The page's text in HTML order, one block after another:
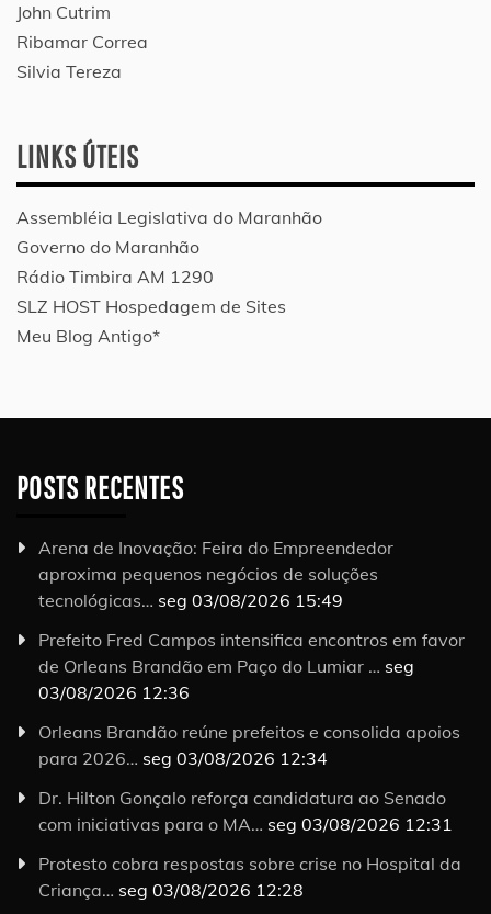
John Cutrim
Ribamar Correa
Silvia Tereza
LINKS ÚTEIS
Assembléia Legislativa do Maranhão
Governo do Maranhão
Rádio Timbira AM 1290
SLZ HOST Hospedagem de Sites
Meu Blog Antigo*
POSTS RECENTES
Arena de Inovação: Feira do Empreendedor
aproxima pequenos negócios de soluções
tecnológicas… seg 03/08/2026 15:49
Prefeito Fred Campos intensifica encontros em favor
de Orleans Brandão em Paço do Lumiar … seg
03/08/2026 12:36
Orleans Brandão reúne prefeitos e consolida apoios
para 2026… seg 03/08/2026 12:34
Dr. Hilton Gonçalo reforça candidatura ao Senado
com iniciativas para o MA… seg 03/08/2026 12:31
Protesto cobra respostas sobre crise no Hospital da
Criança… seg 03/08/2026 12:28